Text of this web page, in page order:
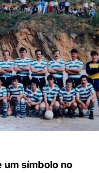
um símbolo no